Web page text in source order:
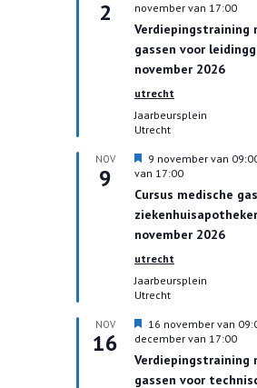
2
i
g
e
l
c
t
november van 17:00
Verdiepingstraining
gassen voor
november 2026
utrecht
Jaarbeursplein
Utrecht
NOV
9
U
i
g
e
l
c
t
9 november van
van 17:00
Cursus medische
november 2026
utrecht
Jaarbeursplein
Utrecht
NOV
16
U
i
g
e
16 november van
december van 17:00
Verdiepingstraining
gassen voor